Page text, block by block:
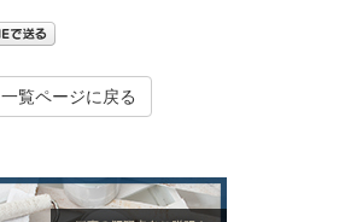
一覧ページに戻る